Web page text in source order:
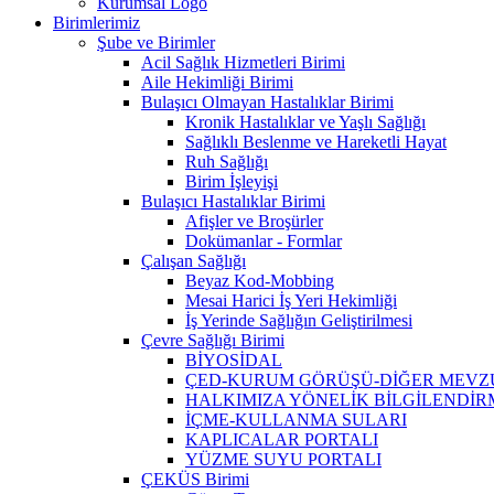
Birimlerimiz
Şube ve Birimler
Acil Sağlık Hizmetleri Birimi
Aile Hekimliği Birimi
Bulaşıcı Olmayan Hastalıklar Birimi
Kronik Hastalıklar ve Yaşlı Sağlığı
Sağlıklı Beslenme ve Hareketli Hayat
Ruh Sağlığı
Birim İşleyişi
Bulaşıcı Hastalıklar Birimi
Afişler ve Broşürler
Dokümanlar - Formlar
Çalışan Sağlığı
Beyaz Kod-Mobbing
Mesai Harici İş Yeri Hekimliği
İş Yerinde Sağlığın Geliştirilmesi
Çevre Sağlığı Birimi
BİYOSİDAL
ÇED-KURUM GÖRÜŞÜ-DİĞER
HALKIMIZA YÖNELİK
İÇME-KULLANMA SULARI
KAPLICALAR PORTALI
YÜZME SUYU PORTALI
ÇEKÜS Birimi